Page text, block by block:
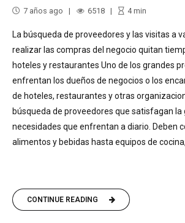
7 años ago 6518 4min
La búsqueda de proveedores y las visitas a
realizar las compras del negocio quitan
hoteles y restaurantes Uno de los grandes
enfrentan los dueños de negocios o los
de hoteles, restaurantes y otras
búsqueda de proveedores que satisfagan la
necesidades que enfrentan a diario. Deben
alimentos y bebidas hasta equipos de cocina,
CONTINUE READING